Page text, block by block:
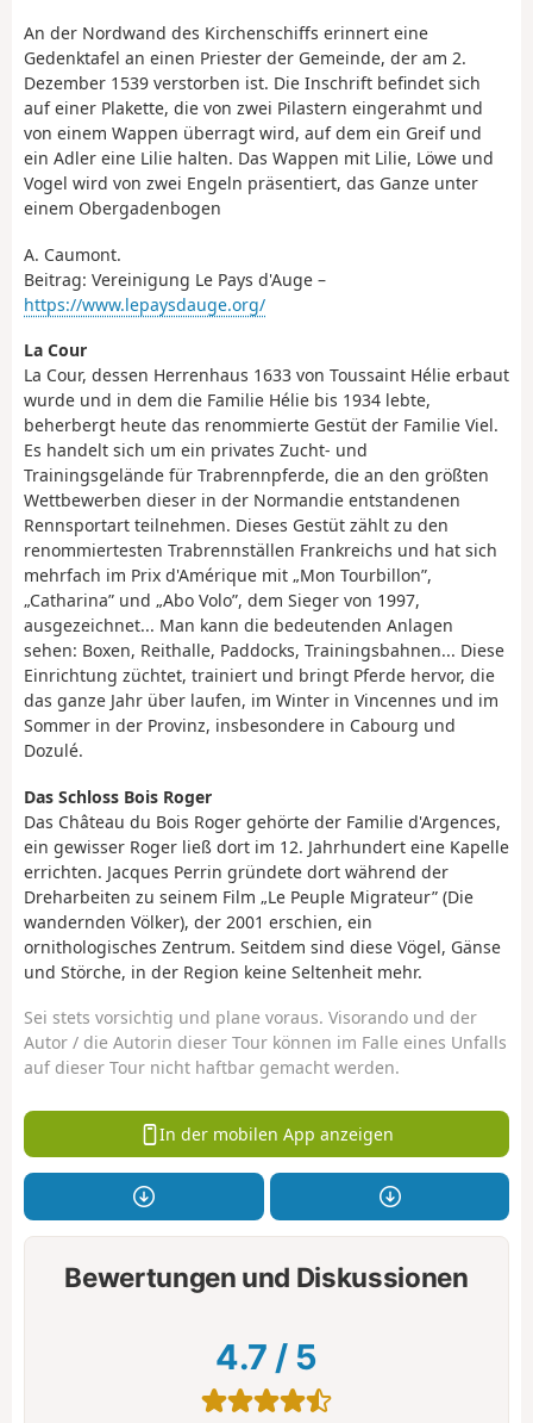
An der Nordwand des Kirchenschiffs erinnert eine
Gedenktafel an einen Priester der Gemeinde, der am 2.
Dezember 1539 verstorben ist. Die Inschrift befindet sich
auf einer Plakette, die von zwei Pilastern eingerahmt und
von einem Wappen überragt wird, auf dem ein Greif und
ein Adler eine Lilie halten. Das Wappen mit Lilie, Löwe und
Vogel wird von zwei Engeln präsentiert, das Ganze unter
einem Obergadenbogen
A. Caumont.
Beitrag: Vereinigung Le Pays d'Auge –
https://www.lepaysdauge.org/
La Cour
La Cour, dessen Herrenhaus 1633 von Toussaint Hélie erbaut
wurde und in dem die Familie Hélie bis 1934 lebte,
beherbergt heute das renommierte Gestüt der Familie Viel.
Es handelt sich um ein privates Zucht- und
Trainingsgelände für Trabrennpferde, die an den größten
Wettbewerben dieser in der Normandie entstandenen
Rennsportart teilnehmen. Dieses Gestüt zählt zu den
renommiertesten Trabrennställen Frankreichs und hat sich
mehrfach im Prix d'Amérique mit „Mon Tourbillon”,
„Catharina” und „Abo Volo”, dem Sieger von 1997,
ausgezeichnet... Man kann die bedeutenden Anlagen
sehen: Boxen, Reithalle, Paddocks, Trainingsbahnen... Diese
Einrichtung züchtet, trainiert und bringt Pferde hervor, die
das ganze Jahr über laufen, im Winter in Vincennes und im
Sommer in der Provinz, insbesondere in Cabourg und
Dozulé.
Das Schloss Bois Roger
Das Château du Bois Roger gehörte der Familie d'Argences,
ein gewisser Roger ließ dort im 12. Jahrhundert eine Kapelle
errichten. Jacques Perrin gründete dort während der
Dreharbeiten zu seinem Film „Le Peuple Migrateur” (Die
wandernden Völker), der 2001 erschien, ein
ornithologisches Zentrum. Seitdem sind diese Vögel, Gänse
und Störche, in der Region keine Seltenheit mehr.
Sei stets vorsichtig und plane voraus. Visorando und der
Autor / die Autorin dieser Tour können im Falle eines Unfalls
auf dieser Tour nicht haftbar gemacht werden.
In der mobilen App anzeigen
Bewertungen und Diskussionen
4.7 / 5